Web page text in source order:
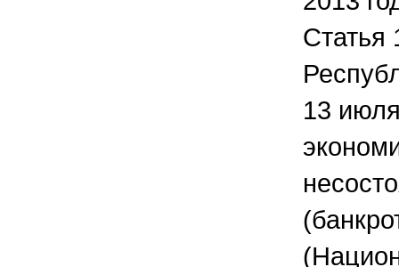
Статья
13